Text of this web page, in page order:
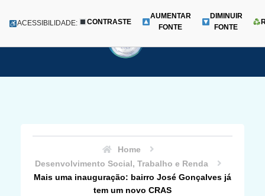
para
Menu
ACESSIBILIDADE: CONTRASTE
AUMENTAR
FONTE
DIMINUIR
FONTE
Home
Desenvolvimento Social, Trabalho e Renda
Mais uma inauguração: bairro José Gonçalves já
tem um novo CRAS